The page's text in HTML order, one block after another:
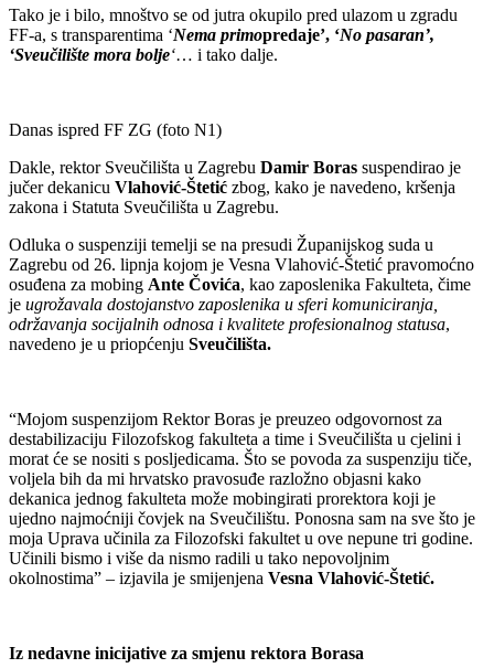
Tako je i bilo, mnoštvo se od jutra okupilo pred ulazom u zgradu
FF-a, s transparentima ‘Nema primopredaje’, ‘No pasaran’,
‘Sveučilište mora bolje‘… i tako dalje.
Danas ispred FF ZG (foto N1)
Dakle, rektor Sveučilišta u Zagrebu Damir Boras suspendirao je
jučer dekanicu Vlahović-Štetić zbog, kako je navedeno, kršenja
zakona i Statuta Sveučilišta u Zagrebu.
Odluka o suspenziji temelji se na presudi Županijskog suda u
Zagrebu od 26. lipnja kojom je Vesna Vlahović-Štetić pravomoćno
osuđena za mobing Ante Čovića, kao zaposlenika Fakulteta, čime
je ugrožavala dostojanstvo zaposlenika u sferi komuniciranja,
održavanja socijalnih odnosa i kvalitete profesionalnog statusa,
navedeno je u priopćenju Sveučilišta.
“Mojom suspenzijom Rektor Boras je preuzeo odgovornost za
destabilizaciju Filozofskog fakulteta a time i Sveučilišta u cjelini i
morat će se nositi s posljedicama. Što se povoda za suspenziju tiče,
voljela bih da mi hrvatsko pravosuđe razložno objasni kako
dekanica jednog fakulteta može mobingirati prorektora koji je
ujedno najmoćniji čovjek na Sveučilištu. Ponosna sam na sve što je
moja Uprava učinila za Filozofski fakultet u ove nepune tri godine.
Učinili bismo i više da nismo radili u tako nepovoljnim
okolnostima” – izjavila je smijenjena Vesna Vlahović-Štetić.
Iz nedavne inicijative za smjenu rektora Borasa